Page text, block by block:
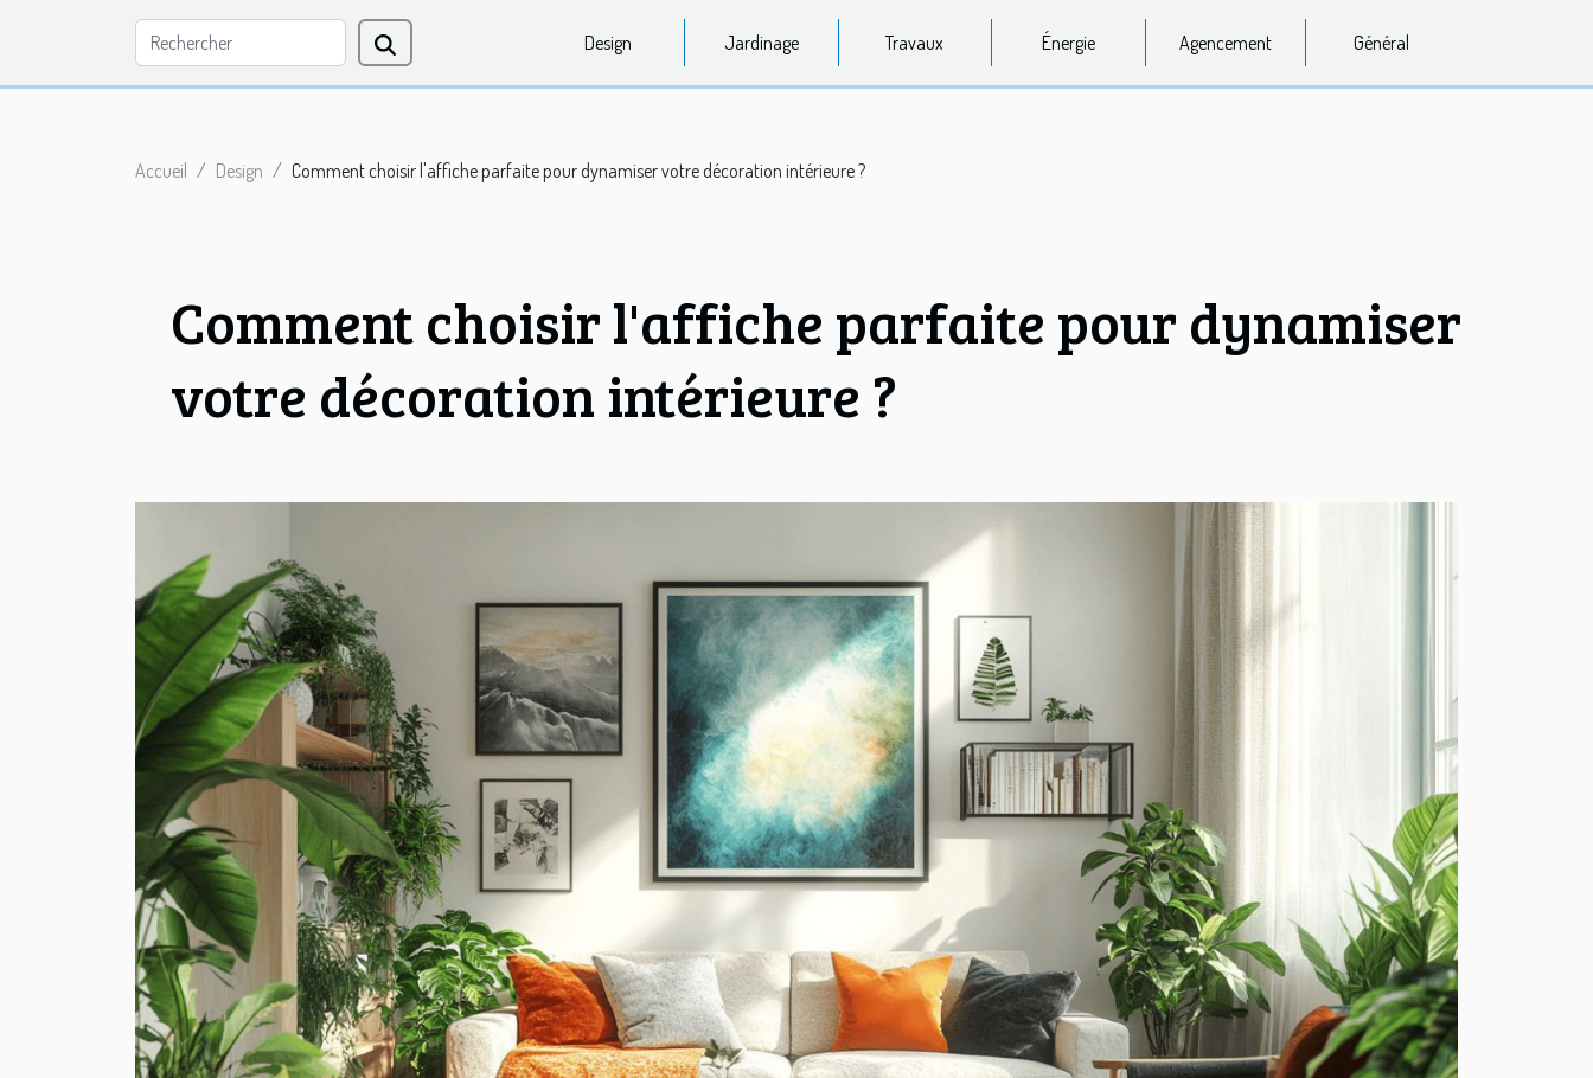
Design Jardinage Travaux Énergie Agencement Général
Accueil Design Comment choisir l'affiche parfaite pour dynamiser votre décoration intérieure ?
Comment choisir l'affiche parfaite pour dynamiser
votre décoration intérieure ?